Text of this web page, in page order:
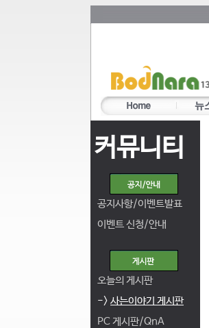
커뮤니티
공지사항/이벤트발표
이벤트 신청/안내
오늘의 게시판
-> 사는이야기 게시판
PC 게시판/QnA